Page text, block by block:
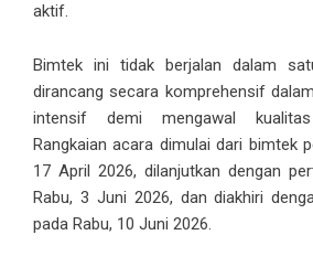
aktif.
Bimtek ini tidak berjalan dalam
dirancang secara komprehensif
intensif demi mengawal
Rangkaian acara dimulai dari bimtek
17 April 2026, dilanjutkan dengan
Rabu, 3 Juni 2026, dan diakhiri
pada Rabu, 10 Juni 2026.